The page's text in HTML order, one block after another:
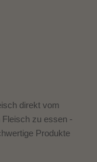
direkt vom
zu essen -
Produkte